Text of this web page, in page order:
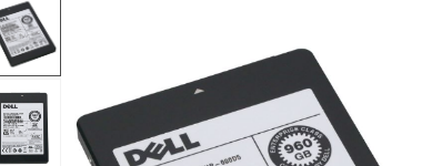
NVMe™ SSD Storage
Micron - 64GB -
15.36TB
(rev. AAX1)